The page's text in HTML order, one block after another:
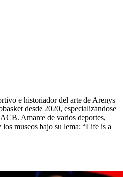
e historiador del arte de Arenys
desde 2020, especializándose
Amante de varios deportes,
museos bajo su lema: “Life is a